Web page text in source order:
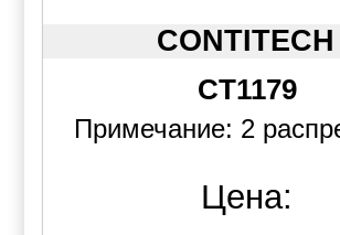
CONTITECH
CT1179
Примечание: 2
Цена: